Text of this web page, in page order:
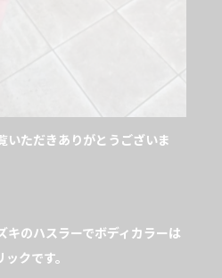
いただきありがとうございま
キのハスラーでボディカラーは
クです。